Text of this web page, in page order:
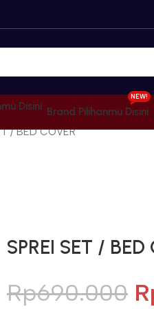
Brand Pilihanmu Disini
NEW!
/ BED COVER
SPREI SET / BED
Rp690.000